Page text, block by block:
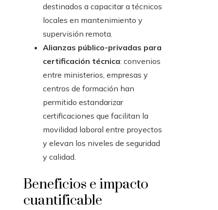
destinados a capacitar a técnicos
locales en mantenimiento y
supervisión remota.
Alianzas público-privadas para
certificación técnica: convenios
entre ministerios, empresas y
centros de formación han
permitido estandarizar
certificaciones que facilitan la
movilidad laboral entre proyectos
y elevan los niveles de seguridad
y calidad.
Beneficios e impacto
cuantificable